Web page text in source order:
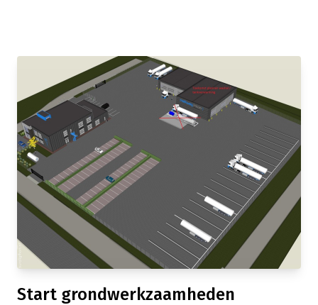
Start grondwerkzaamheden